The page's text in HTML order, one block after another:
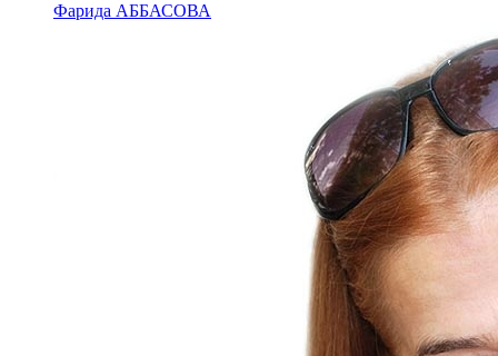
Фарида АББАСОВА